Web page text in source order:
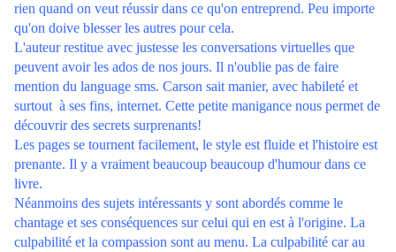
rien quand on veut réussir dans ce qu'on entreprend. Peu importe
qu'on doive blesser les autres pour cela.
L'auteur restitue avec justesse les conversations virtuelles que
peuvent avoir les ados de nos jours. Il n'oublie pas de faire
mention du language sms. Carson sait manier, avec habileté et
surtout à ses fins, internet. Cette petite manigance nous permet de
découvrir des secrets surprenants!
Les pages se tournent facilement, le style est fluide et l'histoire est
prenante. Il y a vraiment beaucoup beaucoup d'humour dans ce
livre.
Néanmoins des sujets intéressants y sont abordés comme le
chantage et ses conséquences sur celui qui en est à l'origine. La
culpabilité et la compassion sont au menu. La culpabilité car au